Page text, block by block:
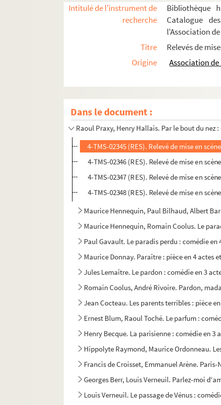
Intitulé de l'instrument de
recherche
Bibliothèque
Catalogue
l'Association
Titre
Relevés de
Origine
Association
Dans le document :
Robert de Flers, Gaston-Arman de Caillavet.
Georges Fröschel. Papavert : pièce en 3
Michael Redgrave. Les papiers de Jeffrey
Louis Bénière. Papillon, dit Lyonnais le
Victorien Sardou. La papillonne : comédie
Ernest Legouvé. Par droit de conquête :
Raymond Devos. Par intérim : sketch
Raoul Praxy, Henry Hallais. Par le bout du nez
4-TMS-02345 (RES). Relevé de mise en
4-TMS-02346 (RES). Relevé de mise en
4-TMS-02347 (RES). Relevé de mise en
4-TMS-02348 (RES). Relevé de mise en
Maurice Hennequin, Paul Bilhaud, Albert
Maurice Hennequin, Romain Coolus. Le
Paul Gavault. Le paradis perdu : comédie en
Maurice Donnay. Paraître : pièce en 4 actes
Jules Lemaître. Le pardon : comédie en 3
Romain Coolus, André Rivoire. Pardon,
Jean Cocteau. Les parents terribles : pièce
Ernest Blum, Raoul Toché. Le parfum :
Henry Becque. La parisienne : comédie en 3
Hippolyte Raymond, Maurice Ordonneau.
Francis de Croisset, Emmanuel Arène. Paris-
Georges Berr, Louis Verneuil. Parlez-moi
Louis Verneuil. Le passage de Vénus :